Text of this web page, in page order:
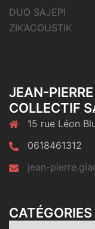
DUO SAJEPI
ZIK’ACOUSTIK
JEAN-
COLLECTIF
15 rue Léon
0618461312
jean-
CATÉGORIES